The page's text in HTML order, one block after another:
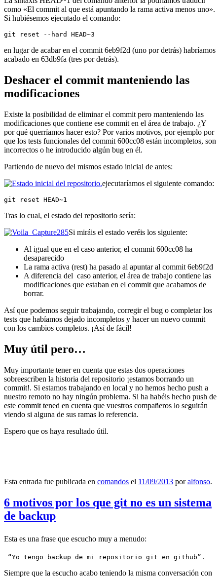
como «El commit al que está apuntando la rama activa menos uno».
Si hubiésemos ejecutado el comando:
git reset --hard HEAD~3
en lugar de acabar en el commit 6eb9f2d (uno por detrás) habríamos
acabado en 63db9fa (tres por detrás).
Deshacer el commit manteniendo las
modificaciones
Existe la posibilidad de eliminar el commit pero manteniendo las
modificaciones que contiene ese commit en el área de trabajo. ¿Y
por qué querríamos hacer esto? Por varios motivos, por ejemplo por
que los tests funcionales del commit 600cc08 están incompletos, son
incorrectos o he introducido algún bug en él.
Partiendo de nuevo del mismos estado inicial de antes:
ejecutaríamos el siguiente comando:
git reset HEAD~1
Tras lo cual, el estado del repositorio sería:
Si miráis el estado veréis los siguiente:
Al igual que en el caso anterior, el commit 600cc08 ha
desaparecido
La rama activa (rest) ha pasado al apuntar al commit 6eb9f2d
A diferencia del caso anterior, el área de trabajo contiene las
modificaciones que estaban en el commit que acabamos de
borrar.
Así que podemos seguir trabajando, corregir el bug o completar los
tests que habíamos dejado incompletos y hacer un nuevo commit
con los cambios completos. ¡Así de fácil!
Muy útil pero…
Muy importante tener en cuenta que estas dos operaciones
sobreescriben la historia del repositorio ¡estamos borrando un
commit!. Si estamos trabajando en local y no hemos hecho push a
nuestro remoto no hay ningún problema. Si ha habéis hecho push de
este commit tened en cuenta que vuestros compañeros lo seguirán
viendo si alguna de sus ramas lo referencia.
Espero que os haya resultado útil.
Esta entrada fue publicada en comandos el 11/09/2013 poralfonso.
6 motivos por los que git no es un sistema
de backup
Esta es una frase que escucho muy a menudo:
“Yo tengo backup de mi repositorio git en github”.
Siempre que la escucho acabo teniendo la misma conversación con